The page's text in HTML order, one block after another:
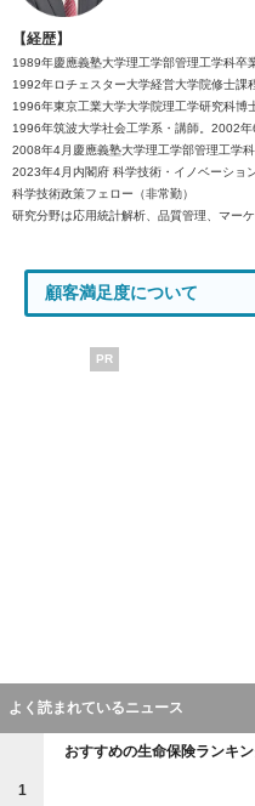
【経歴】
1989年慶應義塾大学理工学部管理工学科卒
1992年ロチェスター大学経営大学院修士課
1996年東京工業大学大学院理工学研究科博
1996年筑波大学社会工学系・講師。2002年
2008年4月慶應義塾大学理工学部管理工学
2023年4月内閣府 科学技術・イノベーショ
科学技術政策フェロー（非常勤）
研究分野は応用統計解析、品質管理、マーケ
顧客満足度について
PR
よく読まれているニュース
1
おすすめの生命保険ランキ